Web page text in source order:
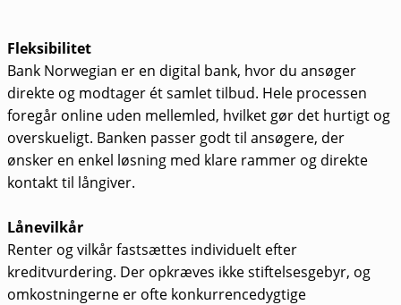
Fleksibilitet
Bank Norwegian er en digital bank, hvor du ansøger
direkte og modtager ét samlet tilbud. Hele processen
foregår online uden mellemled, hvilket gør det hurtigt og
overskueligt. Banken passer godt til ansøgere, der
ønsker en enkel løsning med klare rammer og direkte
kontakt til långiver.
Lånevilkår
Renter og vilkår fastsættes individuelt efter
kreditvurdering. Der opkræves ikke stiftelsesgebyr, og
omkostningerne er ofte konkurrencedygtige